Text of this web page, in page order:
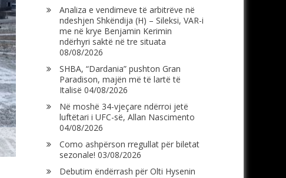
Analiza e vendimeve të arbitrëve në
ndeshjen Shkëndija (H) – Sileksi, VAR-i
me në krye Benjamin Kerimin
ndërhyri saktë në tre situata
08/08/2026
SHBA, “Dardania” pushton Gran
Paradison, majën më të lartë të
Italisë 04/08/2026
Në moshë 34-vjeçare ndërroi jetë
luftëtari i UFC-së, Allan Nascimento
04/08/2026
Como ashpërson rregullat për biletat
sezonale! 03/08/2026
Debutim ëndërrash për Olti Hysenin